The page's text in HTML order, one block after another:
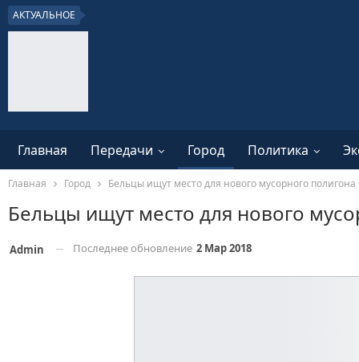
АКТУАЛЬНОЕ
Главная Передачи Город Политика
Главная Город Бельцы ищут место для нового мусорного полигона
Бельцы ищут место для нового
Admin Последнее обновление 2 Мар 2018